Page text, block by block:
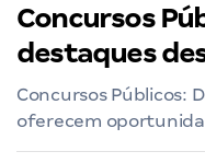
Concursos
destaques
Concursos Públicos:
oferecem